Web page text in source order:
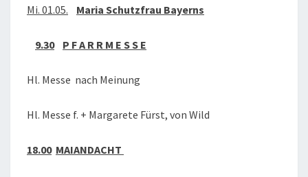
Mi. 01.05. Maria Schutzfrau Bayerns
9.30 P F A R R M E S S E
Hl. Messe nach Meinung
Hl. Messe f. + Margarete Fürst, von Wild
18.00 MAIANDACHT